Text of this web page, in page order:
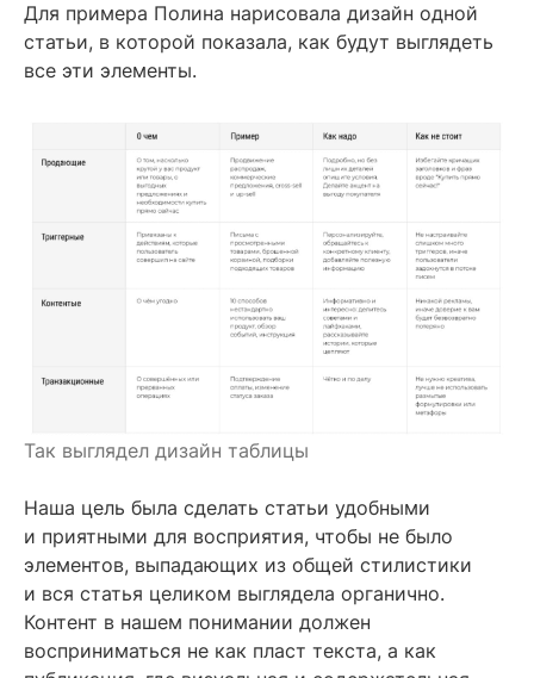
Для примера Полина нарисовала дизайн одной
статьи, в которой показала, как будут выглядеть
все эти элементы.
Так выглядел дизайн таблицы
Наша цель была сделать статьи удобными
и приятными для восприятия, чтобы не было
элементов, выпадающих из общей стилистики
и вся статья целиком выглядела органично.
Контент в нашем понимании должен
восприниматься не как пласт текста, а как